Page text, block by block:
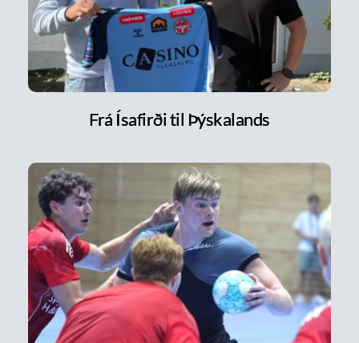
Frá Ísafirði til Þýskalands